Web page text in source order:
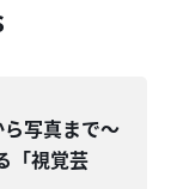
写真まで〜
「視覚芸